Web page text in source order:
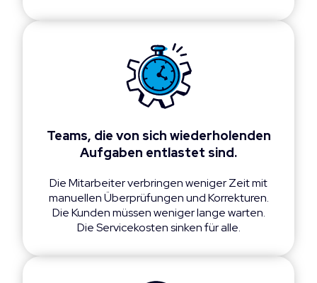
Teams, die von sich wiederholenden
Aufgaben entlastet sind.
Die Mitarbeiter verbringen weniger Zeit mit
manuellen Überprüfungen und Korrekturen.
Die Kunden müssen weniger lange warten.
Die Servicekosten sinken für alle.